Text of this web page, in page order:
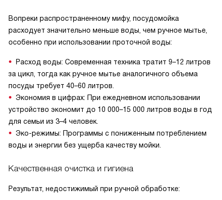
Вопреки распространенному мифу, посудомойка
расходует значительно меньше воды, чем ручное мытье,
особенно при использовании проточной воды:
Расход воды: Современная техника тратит 9–12 литров
за цикл, тогда как ручное мытье аналогичного объема
посуды требует 40–60 литров.
Экономия в цифрах: При ежедневном использовании
устройство экономит до 10 000–15 000 литров воды в год
для семьи из 3–4 человек.
Эко-режимы: Программы с пониженным потреблением
воды и энергии без ущерба качеству мойки.
Качественная очистка и гигиена
Результат, недостижимый при ручной обработке: